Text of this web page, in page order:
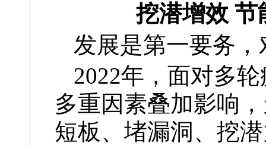
挖潜增效 节
发展是第一要务
2022年，面对多
多重因素叠加影响
短板、堵漏洞、挖